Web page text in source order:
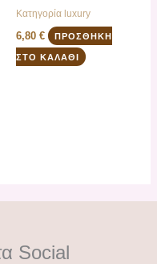
Κατηγορία luxury
6,80 € ΠΡΟΣΘΉΚΗ
ΣΤΟ ΚΑΛΆΘΙ
Social